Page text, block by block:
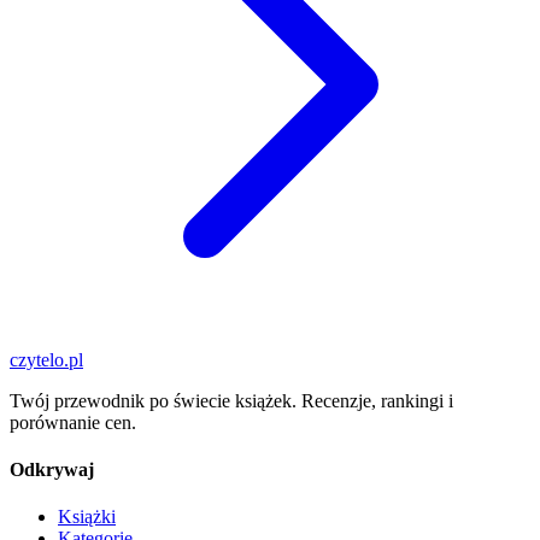
czytelo.pl
Twój przewodnik po świecie książek. Recenzje, rankingi i
porównanie cen.
Odkrywaj
Książki